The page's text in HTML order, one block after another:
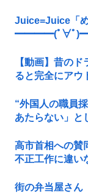
Juice=Juice「
━━━━(ﾟ∀ﾟ
【動画】昔の
ると完全にアウ
“外国人の職員
あたらない」
高市首相への賛
不正工作に違
街の弁当屋さん